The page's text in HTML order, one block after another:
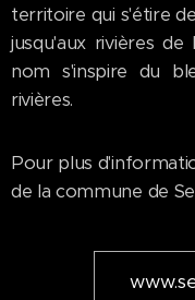
territoire qui s'étire
jusqu'aux rivières
nom s'inspire du
rivières.
Pour plus
de la commune de